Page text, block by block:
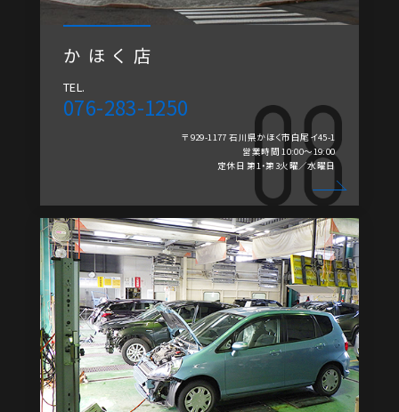
かほく店
TEL.
076-283-1250
〒929-1177 石川県かほく市白尾イ45-1
営業時間 10:00～19:00
定休日 第1・第3火曜／水曜日